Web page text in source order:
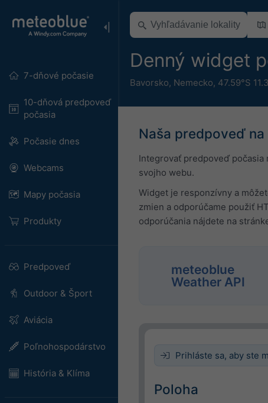
7-dňové počasie
10-dňová predpoveď
počasia
Počasie dnes
Webcams
Mapy počasia
Produkty
Predpoveď
Outdoor & Šport
Aviácia
Poľnohospodárstvo
História & Klíma
Denný widget
Bavorsko, Nemecko, 47.59°S
Naša predpoveď
Integrovať predpoveď
svojho webu.
Widget je responzívny a
zmien a odporúčame použiť
odporúčania nájdete na
meteoblue
Weather API
Prihláste sa, aby ste
Poloha